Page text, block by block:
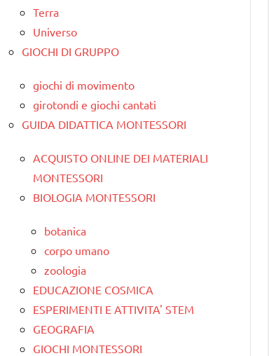
Terra
Universo
GIOCHI DI GRUPPO
giochi di movimento
girotondi e giochi cantati
GUIDA DIDATTICA MONTESSORI
ACQUISTO ONLINE DEI MATERIALI
MONTESSORI
BIOLOGIA MONTESSORI
botanica
corpo umano
zoologia
EDUCAZIONE COSMICA
ESPERIMENTI E ATTIVITA' STEM
GEOGRAFIA
GIOCHI MONTESSORI